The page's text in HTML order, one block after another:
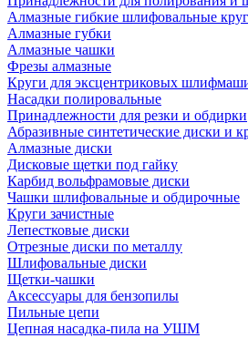
Алмазные гибкие шлифовальные
Алмазные губки
Алмазные чашки
Фрезы алмазные
Круги для эксцентриковых
Насадки полировальные
Принадлежности для резки и обдирки
Абразивные синтетические диски и
Алмазные диски
Дисковые щетки под гайку
Карбид вольфрамовые диски
Чашки шлифовальные и обдирочные
Круги зачистные
Лепестковые диски
Отрезные диски по металлу
Шлифовальные диски
Щетки-чашки
Аксессуары для бензопилы
Пильные цепи
Цепная насадка-пила на УШМ